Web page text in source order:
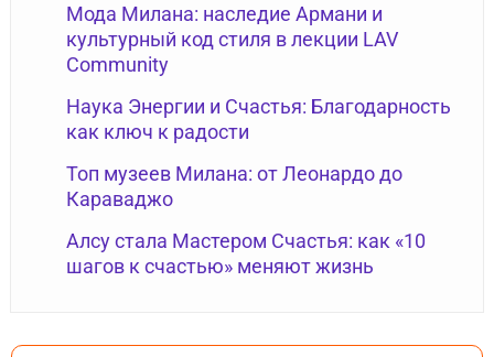
Мода Милана: наследие Армани и
культурный код стиля в лекции LAV
Community
Наука Энергии и Счастья: Благодарность
как ключ к радости
Топ музеев Милана: от Леонардо до
Караваджо
Алсу стала Мастером Счастья: как «10
шагов к счастью» меняют жизнь